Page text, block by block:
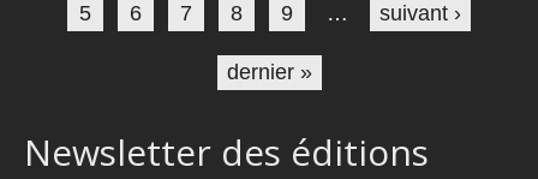
5 6 7 8 9 … suivant ›
dernier »
Newsletter des éditions